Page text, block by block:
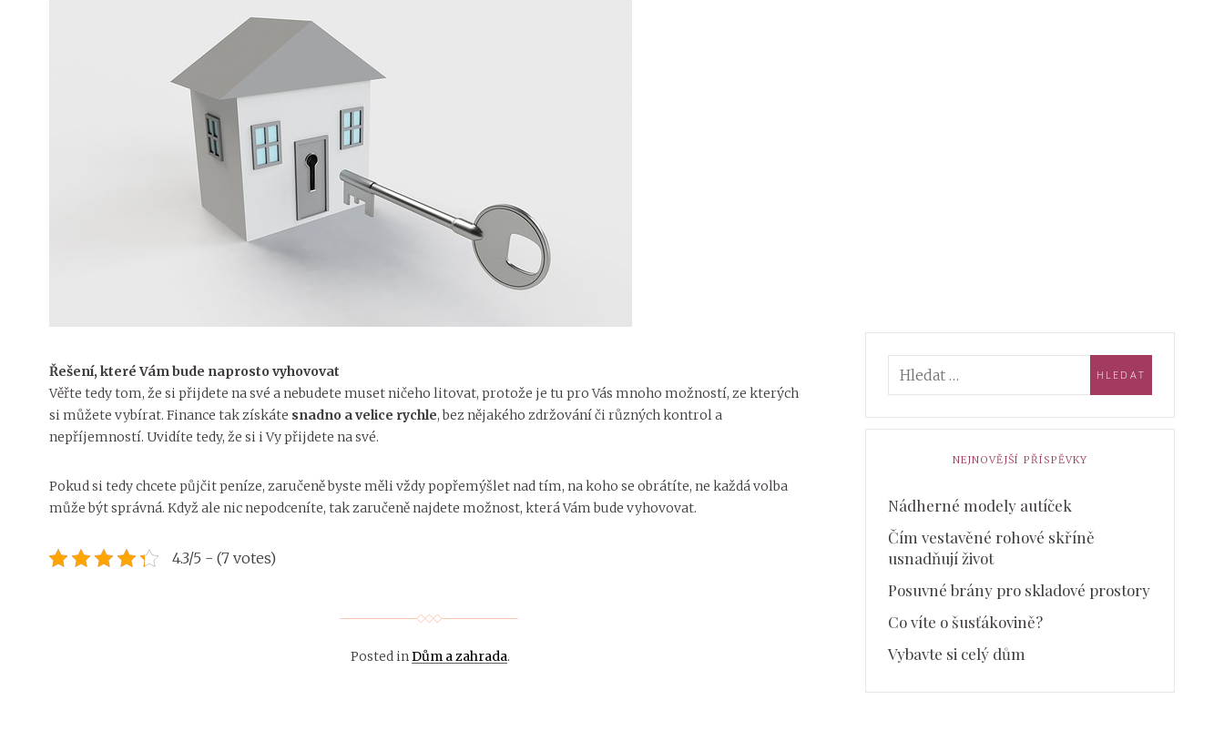
Řešení, které Vám bude naprosto vyhovovat
Věřte tedy tom, že si přijdete na své a nebudete muset ničeho litovat, protože je tu pro Vás mnoho možností, ze kterých
si můžete vybírat. Finance tak získáte snadno a velice rychle, bez nějakého zdržování či různých kontrol a
nepříjemností. Uvidíte tedy, že si i Vy přijdete na své.
Pokud si tedy chcete půjčit peníze, zaručeně byste měli vždy popřemýšlet nad tím, na koho se obrátíte, ne každá volba
může být správná. Když ale nic nepodceníte, tak zaručeně najdete možnost, která Vám bude vyhovovat.
4.3/5 - (7 votes)
Posted inDům a zahrada.
NEJNOVĚJŠÍ PŘÍSPĚVKY
Nádherné modely autíček
Čím vestavěné rohové skříně
usnadňují život
Posuvné brány pro skladové prostory
Co víte o šusťákovině?
Vybavte si celý dům